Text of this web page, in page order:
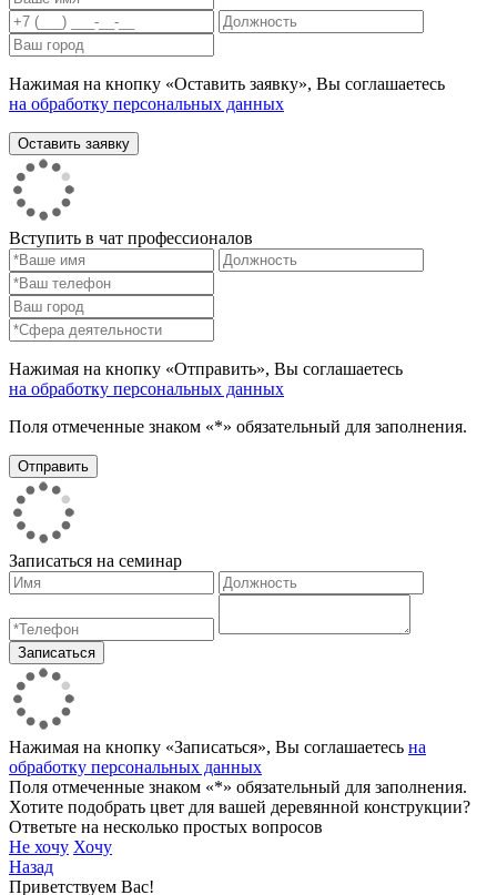
Нажимая на кнопку «Оставить заявку», Вы соглашаетесь
на обработку персональных данных
Вступить в чат профессионалов
Нажимая на кнопку «Отправить», Вы соглашаетесь
на обработку персональных данных
Поля отмеченные знаком «*» обязательный для заполнения.
Записаться на семинар
Нажимая на кнопку «Записаться», Вы соглашаетесь на
обработку персональных данных
Поля отмеченные знаком «*» обязательный для заполнения.
Хотите подобрать цвет для вашей деревянной конструкции?
Ответьте на несколько простых вопросов
Не хочу Хочу
Назад
Приветствуем Вас!